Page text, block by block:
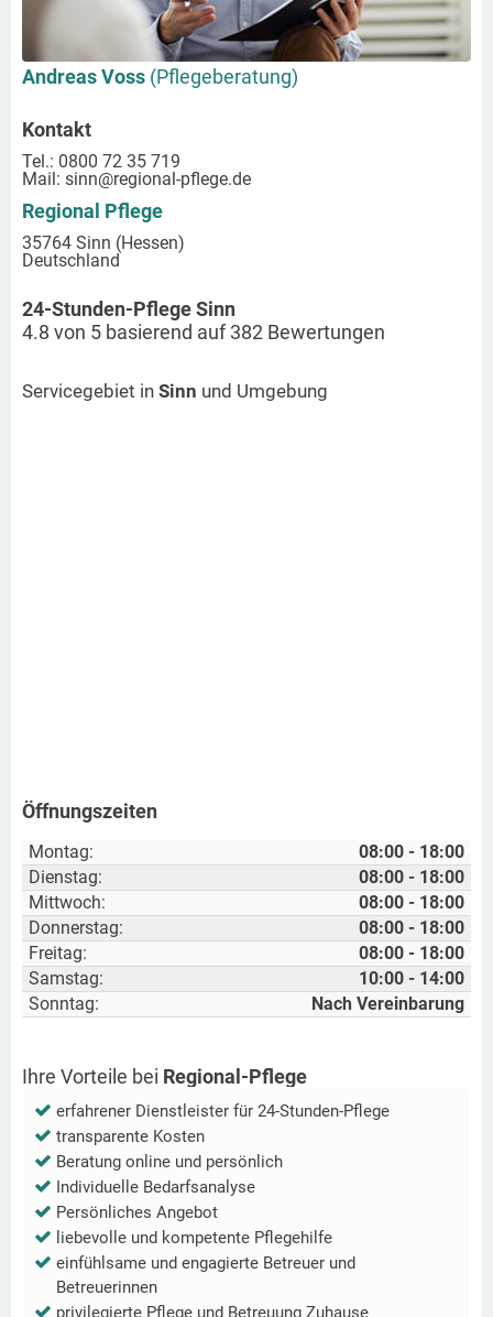
Andreas Voss (Pflegeberatung)
Kontakt
Tel.: 0800 72 35 719
Mail: sinn@regional-pflege.de
Regional Pflege
35764 Sinn (Hessen)
Deutschland
24-Stunden-Pflege Sinn
4.8 von 5 basierend auf382 Bewertungen
Servicegebiet in Sinn und Umgebung
Öffnungszeiten
Montag:
08:00 - 18:00
Dienstag:
08:00 - 18:00
Mittwoch:
08:00 - 18:00
Donnerstag:
08:00 - 18:00
Freitag:
08:00 - 18:00
Samstag:
10:00 - 14:00
Sonntag:
Nach Vereinbarung
Ihre Vorteile bei Regional-Pflege
erfahrener Dienstleister für 24-Stunden-Pflege
transparente Kosten
Beratung online und persönlich
Individuelle Bedarfsanalyse
Persönliches Angebot
liebevolle und kompetente Pflegehilfe
einfühlsame und engagierte Betreuer und
Betreuerinnen
privilegierte Pflege und Betreuung Zuhause